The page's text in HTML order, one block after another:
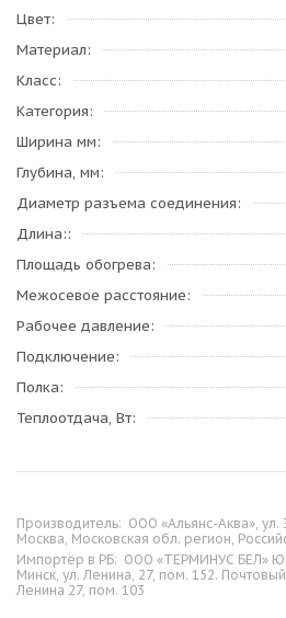
Цвет
Материал
Класс
Категория
Ширина мм
Глубина, мм
Диаметр разъема соединения
Длина:
Площадь обогрева
Межосевое расстояние
Рабочее давление
Подключение
Полка
Теплоотдача, Вт
Производитель: ООО «Альянс-Аква», ул.
Москва, Московская обл. регион,
Импортёр в РБ: ООО «ТЕРМИНУС БЕЛ»
Минск, ул. Ленина, 27, пом. 152.
Ленина 27, пом. 103